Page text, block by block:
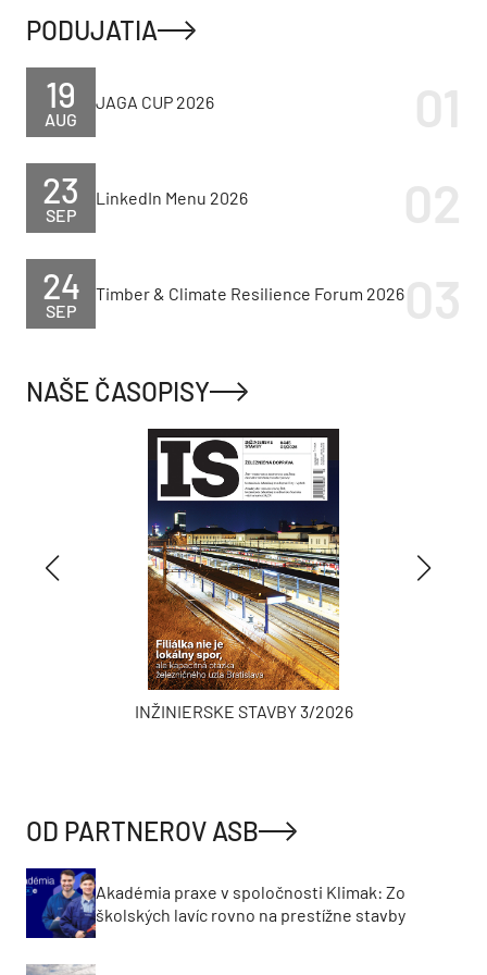
PODUJATIA
AUG
19 JAGA CUP 2026
SEP
23 LinkedIn Menu 2026
SEP
24 Timber & Climate Resilience Forum 2026
NAŠE ČASOPISY
INŽINIERSKE STAVBY 3/2026
OD PARTNEROV ASB
Akadémia praxe v spoločnosti Klimak: Zo
školských lavíc rovno na prestížne stavby